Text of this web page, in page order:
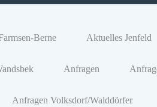
Berne Aktuelles Jenfeld
Anfragen
Anfragen Volksdorf/Walddörfer